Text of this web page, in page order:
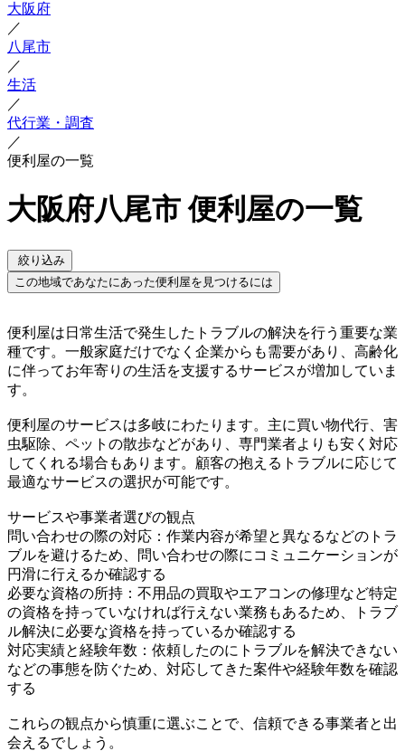
大阪府
／
八尾市
／
生活
／
代行業・調査
／
便利屋の一覧
大阪府八尾市 便利屋の一覧
絞り込み
この地域であなたにあった便利屋を見つけるには
便利屋は日常生活で発生したトラブルの解決を行う重要な業
種です。一般家庭だけでなく企業からも需要があり、高齢化
に伴ってお年寄りの生活を支援するサービスが増加していま
す。
便利屋のサービスは多岐にわたります。主に買い物代行、害
虫駆除、ペットの散歩などがあり、専門業者よりも安く対応
してくれる場合もあります。顧客の抱えるトラブルに応じて
最適なサービスの選択が可能です。
サービスや事業者選びの観点
問い合わせの際の対応：作業内容が希望と異なるなどのトラ
ブルを避けるため、問い合わせの際にコミュニケーションが
円滑に行えるか確認する
必要な資格の所持：不用品の買取やエアコンの修理など特定
の資格を持っていなければ行えない業務もあるため、トラブ
ル解決に必要な資格を持っているか確認する
対応実績と経験年数：依頼したのにトラブルを解決できない
などの事態を防ぐため、対応してきた案件や経験年数を確認
する
これらの観点から慎重に選ぶことで、信頼できる事業者と出
会えるでしょう。